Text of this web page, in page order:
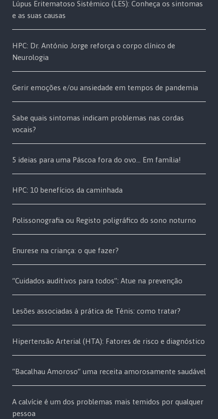
Lúpus Eritematoso Sistémico (LES): Conheça os sintomas
e as suas causas
HPC: Dr. António Jorge reforça o corpo clínico de
Neurologia
Gerir emoções e/ou ansiedade em tempos de pandemia
Sabe quais sintomas indicam problemas nas cordas
vocais?
5 ideias para uma Páscoa fora do ovo… Em família!
HPC: 10 benefícios da caminhada
Polissonografia ou Registo poligráfico do sono noturno
Enurese na criança: o que fazer?
“Cuidados auditivos para todos”: Atue na prevenção
Lesões associadas à prática de Ténis: como tratar?
Hipertensão Arterial (HTA): Fatores de risco e diagnóstico
“Bacalhau Amoroso” uma receita amorosamente saudável
A calvície é um dos problemas mais temidos por qualquer
pessoa